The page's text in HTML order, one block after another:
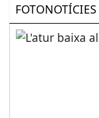
FOTONOTÍCIES